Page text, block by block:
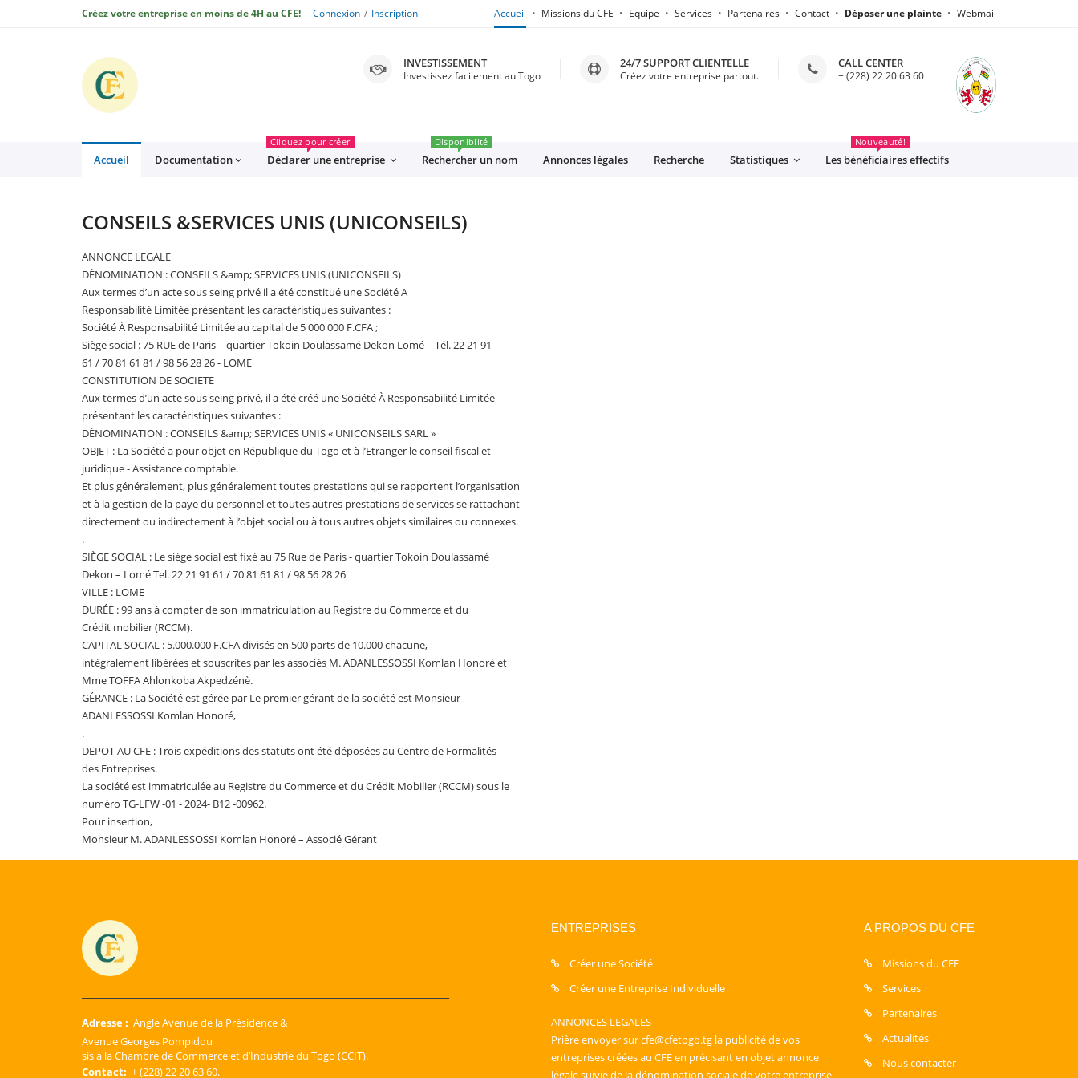
Accueil Missions du CFE Equipe Services Partenaires Contact Déposer une plainte Webmail
Créez votre entreprise en moins de 4H au CFE! Connexion Inscription
INVESTISSEMENT
Investissez facilement au Togo
24/7 SUPPORT CLIENTELLE
Créez votre entreprise partout.
CALL CENTER
+ (228) 22 20 63 60
Accueil Documentation Déclarer une entreprise
Cliquez pour créer
Rechercher un nom
Disponibilté
Annonces légales Recherche Statistiques Les bénéficiaires effectifs
Nouveauté!
CONSEILS &SERVICES UNIS (UNICONSEILS)
ANNONCE LEGALE
DÉNOMINATION : CONSEILS &amp; SERVICES UNIS (UNICONSEILS)
Aux termes d’un acte sous seing privé il a été constitué une Société A
Responsabilité Limitée présentant les caractéristiques suivantes :
Société À Responsabilité Limitée au capital de 5 000 000 F.CFA ;
Siège social : 75 RUE de Paris – quartier Tokoin Doulassamé Dekon Lomé – Tél. 22 21 91
61 / 70 81 61 81 / 98 56 28 26 - LOME
CONSTITUTION DE SOCIETE
Aux termes d’un acte sous seing privé, il a été créé une Société À Responsabilité Limitée
présentant les caractéristiques suivantes :
DÉNOMINATION : CONSEILS &amp; SERVICES UNIS « UNICONSEILS SARL »
OBJET : La Société a pour objet en République du Togo et à l’Etranger le conseil fiscal et
juridique - Assistance comptable.
Et plus généralement, plus généralement toutes prestations qui se rapportent l’organisation
et à la gestion de la paye du personnel et toutes autres prestations de services se rattachant
directement ou indirectement à l’objet social ou à tous autres objets similaires ou connexes.
.
SIÈGE SOCIAL : Le siège social est fixé au 75 Rue de Paris - quartier Tokoin Doulassamé
Dekon – Lomé Tel. 22 21 91 61 / 70 81 61 81 / 98 56 28 26
VILLE : LOME
DURÉE : 99 ans à compter de son immatriculation au Registre du Commerce et du
Crédit mobilier (RCCM).
CAPITAL SOCIAL : 5.000.000 F.CFA divisés en 500 parts de 10.000 chacune,
intégralement libérées et souscrites par les associés M. ADANLESSOSSI Komlan Honoré et
Mme TOFFA Ahlonkoba Akpedzénè.
GÉRANCE : La Société est gérée par Le premier gérant de la société est Monsieur
ADANLESSOSSI Komlan Honoré,
.
DEPOT AU CFE : Trois expéditions des statuts ont été déposées au Centre de Formalités
des Entreprises.
La société est immatriculée au Registre du Commerce et du Crédit Mobilier (RCCM) sous le
numéro TG-LFW -01 - 2024- B12 -00962.
Pour insertion,
Monsieur M. ADANLESSOSSI Komlan Honoré – Associé Gérant
Adresse : Angle Avenue de la Présidence &
Avenue Georges Pompidou
sis à la Chambre de Commerce et d’Industrie du Togo (CCIT).
Contact: + (228) 22 20 63 60.
ENTREPRISES
Créer une Société
Créer une Entreprise Individuelle
ANNONCES LEGALES
Prière envoyer sur cfe@cfetogo.tg la publicité de vos
entreprises créées au CFE en précisant en objet annonce
légale suivie de la dénomination sociale de votre entreprise
A PROPOS DU CFE
Missions du CFE
Services
Partenaires
Actualités
Nous contacter